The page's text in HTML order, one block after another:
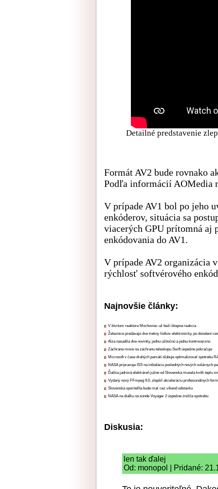
Detailné predstavenie
Formát AV2 bude rovnako
Podľa informácií AOMedia
V prípade AV1 bol po jeho
enkóderov, situácia sa
viacerých GPU prítomná aj
enkódovania do AV1.
V prípade AV2 organizácia
rýchlosť softvérového
Najnovšie články:
V štvrtom reaktore Mochoviec už beží štiepna reakcia
Železnice predávajú dve tretiny lístkov elektronicky, po donútení
Alza nasadila dve novinky, jednu užitočnú a jednu kontroverznú
Záchrana misie na záchranu teleskopu Swift úspešne pokračuje
Microsoft v čase drahých pamätí sľubuje optimalizovať spotrebu
NASA pripravuje ISS na inštaláciu posledných nových solárnych
Ďalšia jadrová elektráreň južne od Slovenska musela kvôli teplu
Vydaný nový FFmpeg 9.0, zlepšil akceleráciu profesionálnych
Slovenská sporiteľňa bude mať cez víkend odstávku
NASA na diaľku na sonde Voyager 2 úspešne znížila spotrebu
Diskusia:
len tak ďalej
Od: monopol | Pridané: